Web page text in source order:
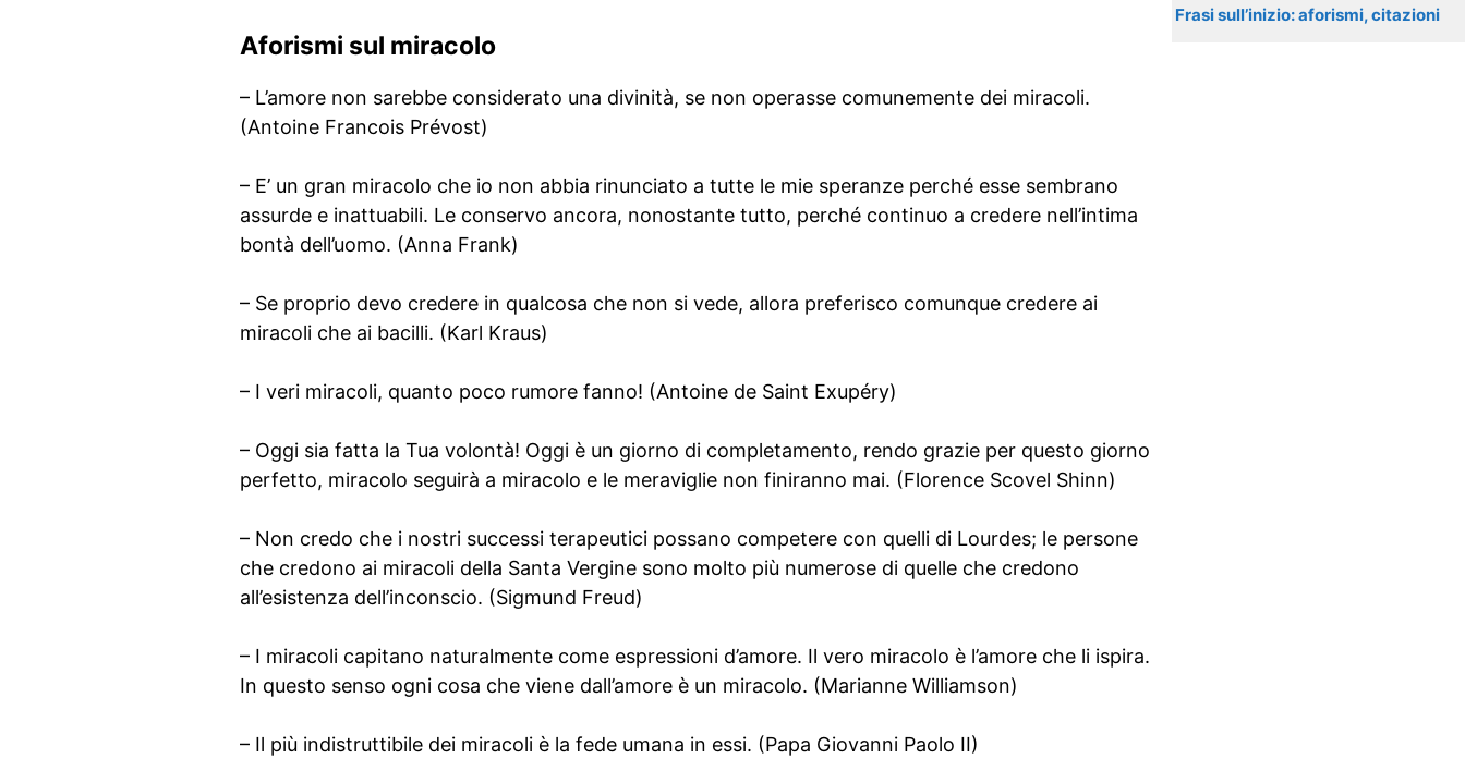
Aforismi sul miracolo
– L’amore non sarebbe considerato una divinità, se non operasse comunemente dei miracoli.
(Antoine Francois Prévost)
– E’ un gran miracolo che io non abbia rinunciato a tutte le mie speranze perché esse sembrano
assurde e inattuabili. Le conservo ancora, nonostante tutto, perché continuo a credere nell’intima
bontà dell’uomo. (Anna Frank)
– Se proprio devo credere in qualcosa che non si vede, allora preferisco comunque credere ai
miracoli che ai bacilli. (Karl Kraus)
– I veri miracoli, quanto poco rumore fanno! (Antoine de Saint Exupéry)
– Oggi sia fatta la Tua volontà! Oggi è un giorno di completamento, rendo grazie per questo giorno
perfetto, miracolo seguirà a miracolo e le meraviglie non finiranno mai. (Florence Scovel Shinn)
– Non credo che i nostri successi terapeutici possano competere con quelli di Lourdes; le persone
che credono ai miracoli della Santa Vergine sono molto più numerose di quelle che credono
all’esistenza dell’inconscio. (Sigmund Freud)
– I miracoli capitano naturalmente come espressioni d’amore. Il vero miracolo è l’amore che li ispira.
In questo senso ogni cosa che viene dall’amore è un miracolo. (Marianne Williamson)
– Il più indistruttibile dei miracoli è la fede umana in essi. (Papa Giovanni Paolo II)
Frasi sull’inizio: aforismi, citazioni